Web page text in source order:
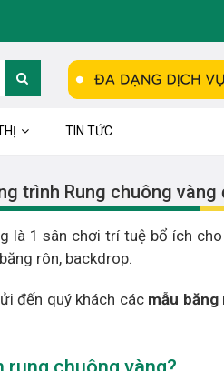
TIN TỨC
trình Rung chuông vàng
là 1 sân chơi trí tuệ bổ ích
rôn, backdrop.
đến quý khách các mẫu